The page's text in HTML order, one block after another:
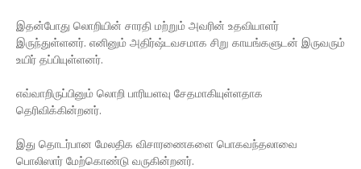
இதன்போது லொறியின் சாரதி மற்றும் அவரின் உதவியாளர்
இருந்துள்ளனர். எனினும் அதிர்ஷ்டவசமாக சிறு காயங்களுடன் இருவரும்
உயிர் தப்பியுள்ளனர்.
எவ்வாறிருப்பினும் லொறி பாரியளவு சேதமாகியுள்ளதாக
தெரிவிக்கின்றனர்.
இது தொடர்பான மேலதிக விசாரணைகளை பொகவந்தலாவை
பொலிஸார் மேற்கொண்டு வருகின்றனர்.